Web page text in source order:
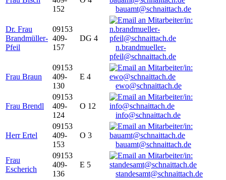
152
bauamt@schnaittach.de
Dr. Frau
Brandmüller-
Pfeil
09153
409-
157
DG 4
n.brandmueller-
pfeil@schnaittach.de
Frau Braun
09153
409-
130
E 4
ewo@schnaittach.de
Frau Brendl
09153
409-
124
O 12
info@schnaittach.de
Herr Ertel
09153
409-
153
O 3
bauamt@schnaittach.de
Frau
Escherich
09153
409-
136
E 5
standesamt@schnaittach.de